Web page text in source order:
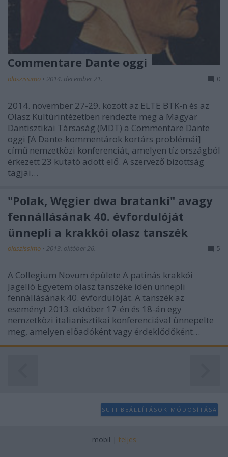
Commentare Dante oggi
olaszissimo • 2014. december 21. 0
2014. november 27-29. között az ELTE BTK-n és az
Olasz Kultúrintézetben rendezte meg a Magyar
Dantisztikai Társaság (MDT) a Commentare Dante
oggi [A Dante-kommentárok kortárs problémái]
című nemzetközi konferenciát, amelyen tíz országból
érkezett 23 kutató adott elő. A szervező bizottság
tagjai…
"Polak, Węgier dwa bratanki" avagy
fennállásának 40. évfordulóját
ünnepli a krakkói olasz tanszék
olaszissimo • 2013. október 26. 5
A Collegium Novum épülete A patinás krakkói
Jagelló Egyetem olasz tanszéke idén ünnepli
fennállásának 40. évfordulóját. A tanszék az
eseményt 2013. október 17-én és 18-án egy
nemzetközi italianisztikai konferenciával ünnepelte
meg, amelyen előadóként vagy érdeklődőként…
SÜTI BEÁLLÍTÁSOK MÓDOSÍTÁSA
mobil | teljes